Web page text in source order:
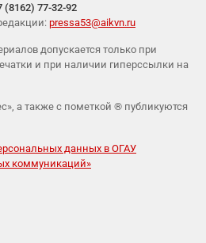
(8162) 77-32-92
pressa53@aikvn.ru
допускается только при
и при наличии гиперссылки на
а также с пометкой ® публикуются
данных в ОГАУ
коммуникаций»